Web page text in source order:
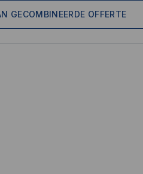
GECOMBINEERDE OFFERTE